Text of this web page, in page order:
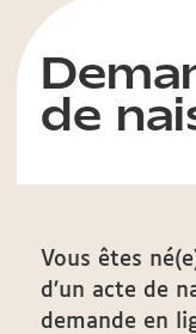
de
Vous êtes
d’un acte de
demande en